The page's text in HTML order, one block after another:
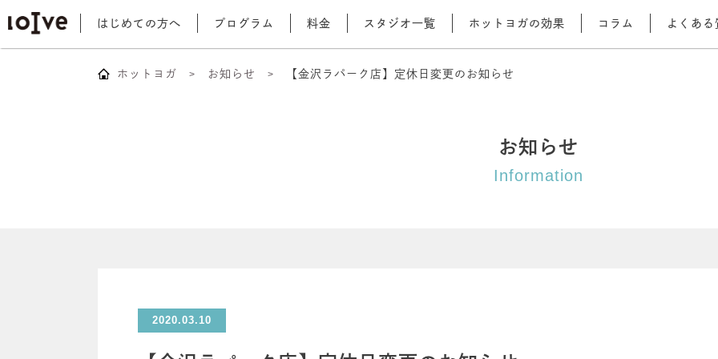
はじめての方へ プログラム 料金 スタジオ一覧 ホットヨガの効果 コラム よくある
ホットヨガ お知らせ 【金沢ラパーク店】定休日変更のお知らせ
お知らせ
Information
2020.03.10